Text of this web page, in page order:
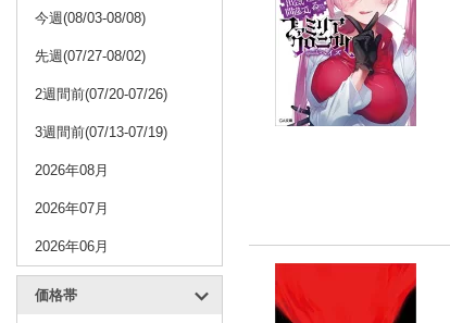
今週(08/03-08/08)
先週(07/27-08/02)
2週間前(07/20-07/26)
3週間前(07/13-07/19)
2026年08月
2026年07月
2026年06月
価格帯